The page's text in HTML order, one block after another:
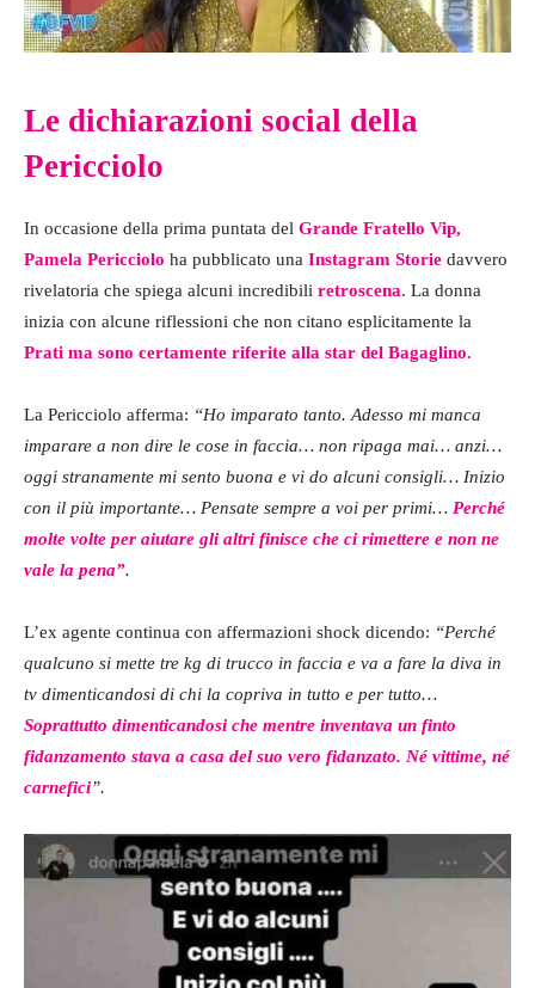
Le dichiarazioni social della
Pericciolo
In occasione della prima puntata del Grande Fratello Vip,
Pamela Pericciolo ha pubblicato una Instagram Storie davvero
rivelatoria che spiega alcuni incredibili retroscena. La donna
inizia con alcune riflessioni che non citano esplicitamente la
Prati ma sono certamente riferite alla star del Bagaglino.
La Pericciolo afferma: “Ho imparato tanto. Adesso mi manca
imparare a non dire le cose in faccia… non ripaga mai… anzi…
oggi stranamente mi sento buona e vi do alcuni consigli… Inizio
con il più importante… Pensate sempre a voi per primi… Perché
molte volte per aiutare gli altri finisce che ci rimettere e non ne
vale la pena”.
L’ex agente continua con affermazioni shock dicendo: “Perché
qualcuno si mette tre kg di trucco in faccia e va a fare la diva in
tv dimenticandosi di chi la copriva in tutto e per tutto…
Soprattutto dimenticandosi che mentre inventava un finto
fidanzamento stava a casa del suo vero fidanzato. Né vittime, né
carnefici”.